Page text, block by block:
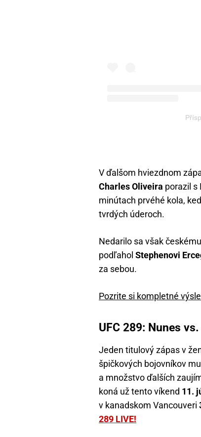
V ďalšom hviezdnom
Charles Oliveira porazil s
minútach prvéhé kola,
tvrdých úderoch.
Nedarilo sa však
podľahol Stephenovi
za sebou.
Pozrite si kompletné
UFC 289: Nunes
Jeden titulový zápas v
špičkových bojovníkov
a množstvo ďalších
koná už tento víkend 11.
v kanadskom Vancouveri
289 LIVE!